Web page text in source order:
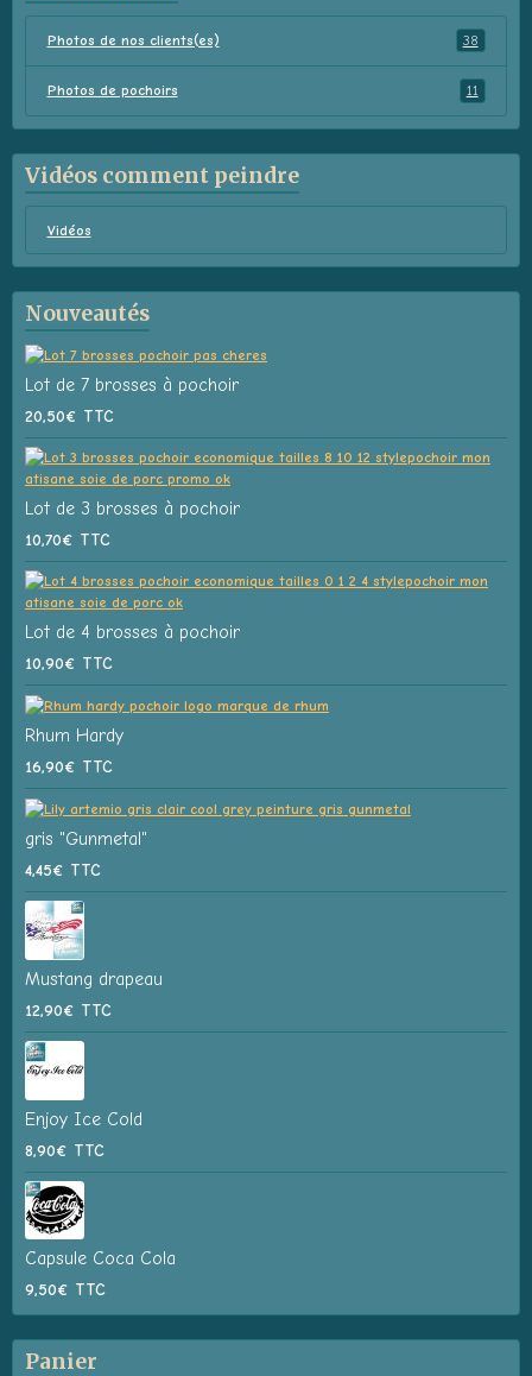
Photos de nos clients(es) 38
Photos de pochoirs 11
Vidéos comment peindre
Vidéos
Nouveautés
Lot de 7 brosses à pochoir
20,50€ TTC
Lot de 3 brosses à pochoir
10,70€ TTC
Lot de 4 brosses à pochoir
10,90€ TTC
Rhum Hardy
16,90€ TTC
gris "Gunmetal"
4,45€ TTC
Mustang drapeau
12,90€ TTC
Enjoy Ice Cold
8,90€ TTC
Capsule Coca Cola
9,50€ TTC
Panier